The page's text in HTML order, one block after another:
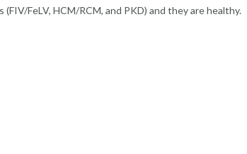
FeLV, HCM/RCM, and PKD) and they are healthy.